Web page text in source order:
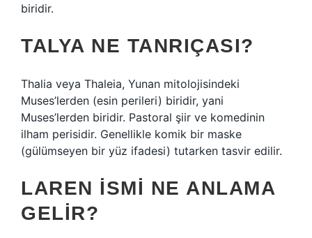
biridir.
TALYA NE TANRIÇASI?
Thalia veya Thaleia, Yunan mitolojisindeki
Muses’lerden (esin perileri) biridir, yani
Muses’lerden biridir. Pastoral şiir ve komedinin
ilham perisidir. Genellikle komik bir maske
(gülümseyen bir yüz ifadesi) tutarken tasvir edilir.
LAREN ISMI NE ANLAMA
GELIR?